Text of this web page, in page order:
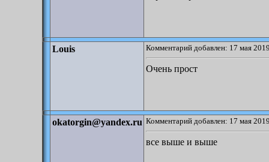
Louis Комментарий добавлен: 17 мая
Очень прост
okatorgin@yandex.ru Комментарий добавлен: 17 мая
все выше и выше